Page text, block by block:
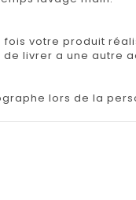
fois votre produit
livrer a une autre
lors de la